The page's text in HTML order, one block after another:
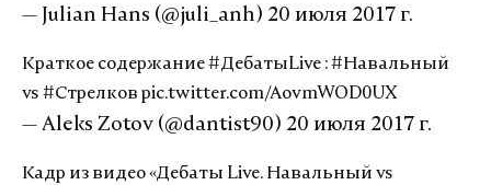
— Julian Hans (@juli_anh) 20 июля 2017 г.
Краткое содержание#ДебатыLive :#Навальный
vs #Стрелков pic.twitter.com/AovmWOD0UX
— Aleks Zotov (@dantist90) 20 июля 2017 г.
Кадр из видео «Дебаты Live. Навальный vs